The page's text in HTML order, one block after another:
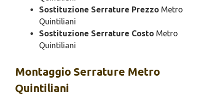
Sostituzione Serrature Prezzo Metro
Quintiliani
Sostituzione Serrature Costo Metro
Quintiliani
Montaggio Serrature Metro
Quintiliani